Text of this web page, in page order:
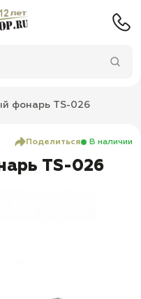
фонарь TS-026
Поделиться В наличии
TS-026